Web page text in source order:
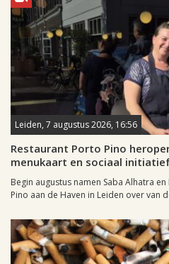
Leiden, 7 augustus 2026, 16:56
Restaurant Porto Pino
menukaart en sociaal
Begin augustus namen Saba Alhatra
Pino aan de Haven in Leiden over van